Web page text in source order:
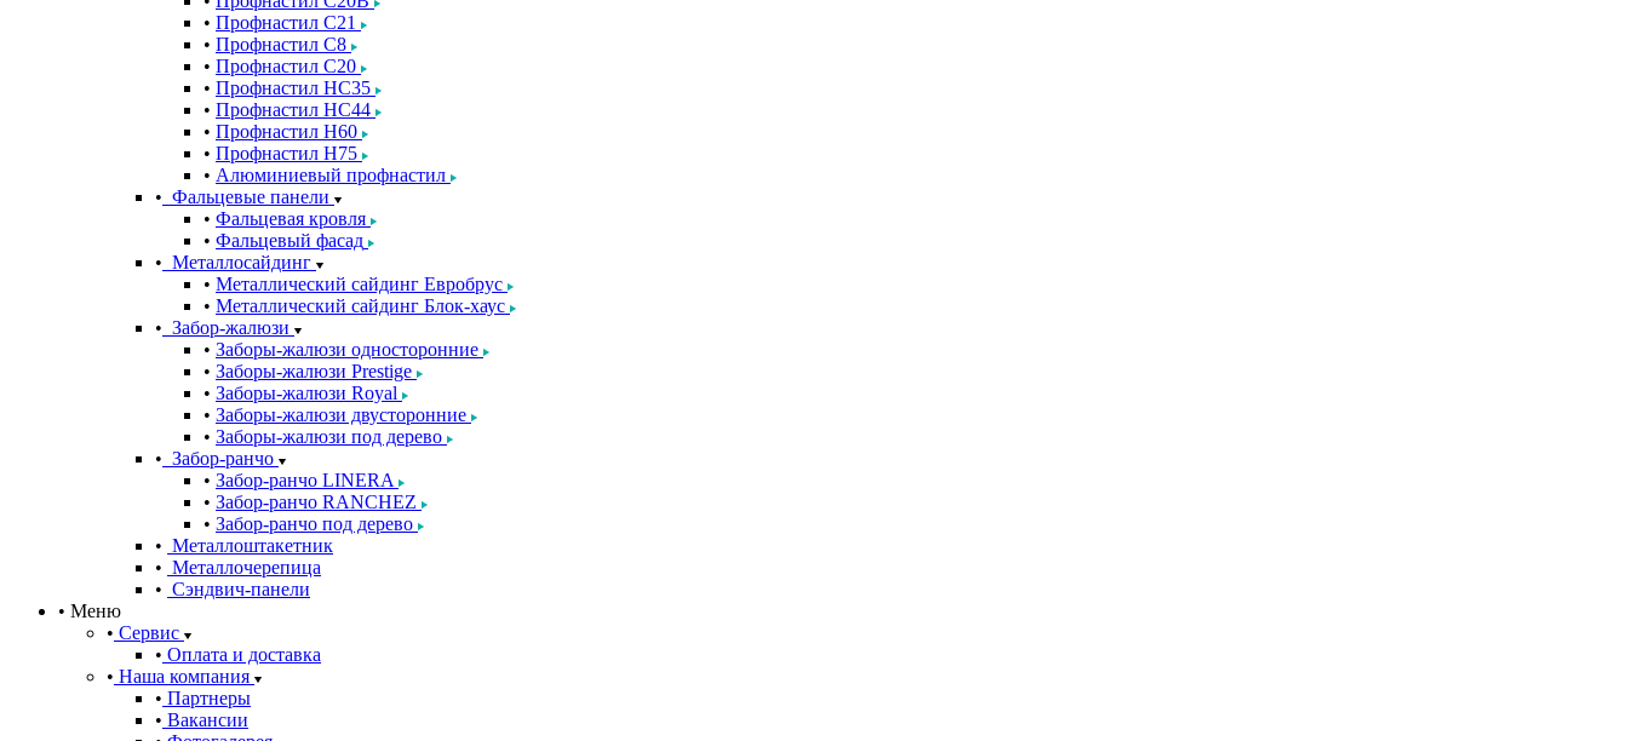
Профнастил С21
Профнастил С8
Профнастил С20
Профнастил НС35
Профнастил НС44
Профнастил Н60
Профнастил Н75
Алюминиевый профнастил
Фальцевые панели
Фальцевая кровля
Фальцевый фасад
Металлосайдинг
Металлический сайдинг Евробрус
Металлический сайдинг Блок-хаус
Забор-жалюзи
Заборы-жалюзи односторонние
Заборы-жалюзи Prestige
Заборы-жалюзи Royal
Заборы-жалюзи двусторонние
Заборы-жалюзи под дерево
Забор-ранчо
Забор-ранчо LINERA
Забор-ранчо RANCHEZ
Забор-ранчо под дерево
Металлоштакетник
Металлочерепица
Сэндвич-панели
Меню
Сервис
Оплата и доставка
Наша компания
Партнеры
Вакансии